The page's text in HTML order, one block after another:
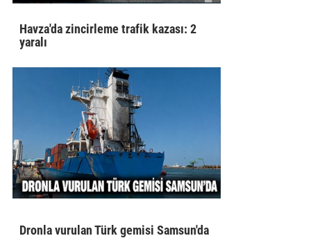
Havza'da zincirleme trafik kazası: 2
yaralı
Dronla vurulan Türk gemisi Samsun'da